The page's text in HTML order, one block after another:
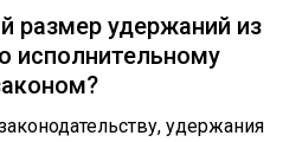
размер удержаний из
исполнительному
удержания